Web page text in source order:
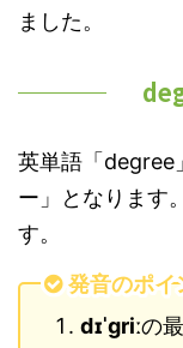
ました。
英単語「degree
ー」となります
す。
発音のポイ
dɪˈɡriːの